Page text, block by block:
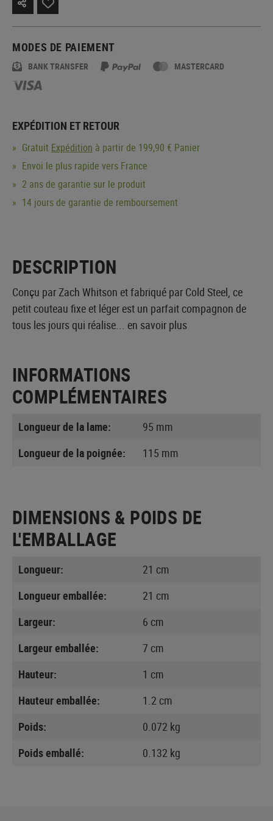
MODES DE PAIEMENT
BANK TRANSFER MASTERCARD
EXPÉDITION ET RETOUR
Gratuit Expédition à partir de 199,90 € Panier
Envoi le plus rapide vers France
2 ans de garantie sur le produit
14 jours de garantie de remboursement
DESCRIPTION
Conçu par Zach Whitson et fabriqué par Cold Steel, ce
petit couteau fixe et léger est un parfait compagnon de
tous les jours qui réalise... en savoir plus
INFORMATIONS
COMPLÉMENTAIRES
Longueur de la lame:
95 mm
Longueur de la poignée:
115 mm
DIMENSIONS & POIDS DE
L'EMBALLAGE
Longueur:
21 cm
Longueur emballée:
21 cm
Largeur:
6 cm
Largeur emballée:
7 cm
Hauteur:
1 cm
Hauteur emballée:
1.2 cm
Poids:
0.072 kg
Poids emballé:
0.132 kg